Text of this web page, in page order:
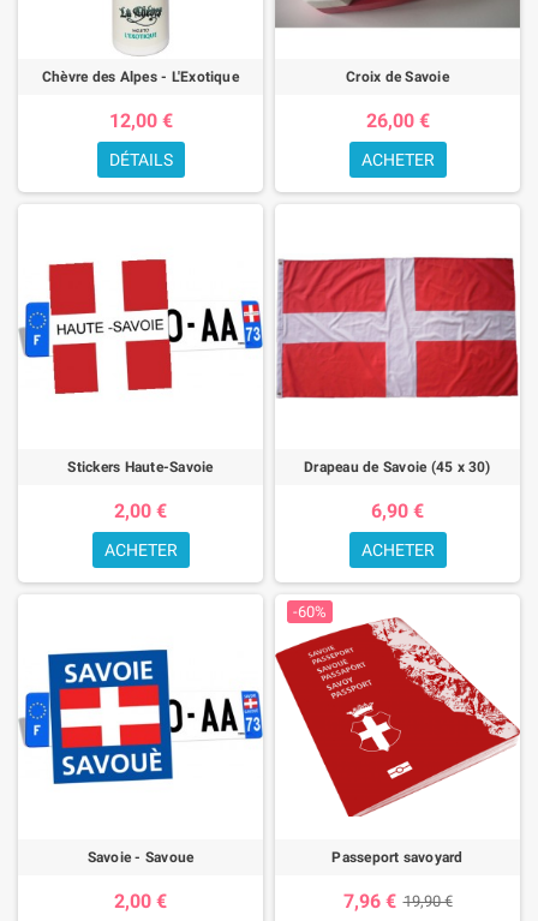
Chèvre des Alpes - L'Exotique
12,00 €
DÉTAILS
Croix de Savoie
26,00 €
ACHETER
Stickers Haute-Savoie
2,00 €
ACHETER
Drapeau de Savoie (45 x 30)
6,90 €
ACHETER
Savoie - Savoue
2,00 €
-60%
Passeport savoyard
7,96 € 19,90 €